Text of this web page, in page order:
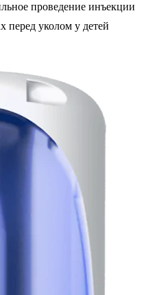
проведение инъекции
перед уколом у детей